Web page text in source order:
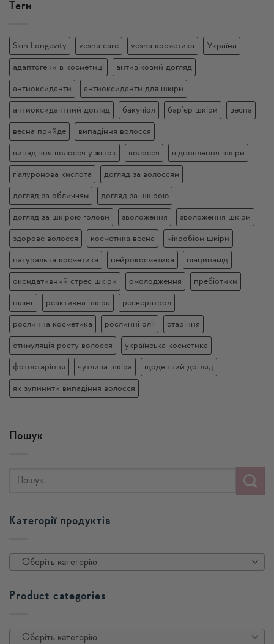
Теги
Skin Longevity vesna care vesna косметика Україна
адаптогени в косметиці антивіковий догляд
антиоксиданти антиоксиданти для шкіри
антиоксидантний догляд бакучіол бар’єр шкіри весна
весна прийде випадіння волосся
випадіння волосся у жінок волосся відновлення шкіри
гіалуронова кислота догляд за волоссям
догляд за обличчям догляд за шкірою
догляд за шкірою голови зволоження зволоження шкіри
здорове волосся косметика весна мікробіом шкіри
натуральна косметика нейрокосметика ніацинамід
оксидативний стрес шкіри омолодження пребіотики
пілінг реактивна шкіра ресвератрол
рослинна косметика рослинні олії старіння
стимуляція росту волосся українська косметика
фотостаріння чутлива шкіра щоденний догляд
як зупинити випадіння волосся
Пошук
Категорії продуктів
Оберіть категорію
Product categories
Оберіть категорію